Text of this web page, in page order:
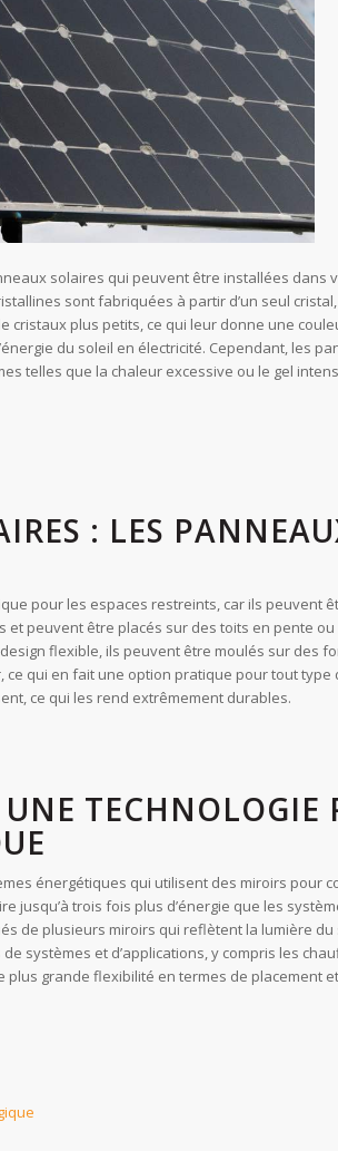
solaires qui peuvent être installées dans
sont fabriquées à partir d’un seul
plus petits, ce qui leur donne une
du soleil en électricité. Cependant, les
telles que la chaleur excessive ou le gel
: LES
pour les espaces restreints, car ils peuvent
peuvent être placés sur des toits en pente
flexible, ils peuvent être moulés sur des
qui en fait une option pratique pour tout
ce qui les rend extrêmement durables.
TECHNOLOGIE
énergétiques qui utilisent des miroirs pour
jusqu’à trois fois plus d’énergie que les
de plusieurs miroirs qui reflètent la lumière
et d’applications, y compris les
grande flexibilité en termes de placement